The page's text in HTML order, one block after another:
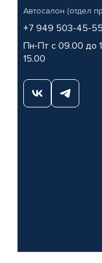
Автосалон (отдел
+7 949 503-45-55
Пн-Пт с 09.00 до
15.00